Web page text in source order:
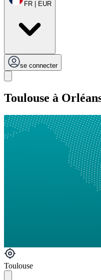
FR | EUR
se connecter
Toulouse à
Toulouse